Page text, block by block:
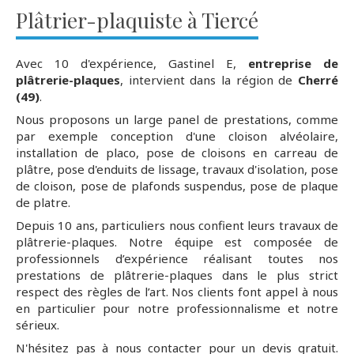
Plâtrier-plaquiste à Tiercé
Avec 10 d'expérience, Gastinel E, entreprise de
plâtrerie-plaques, intervient dans la région de Cherré
(49).
Nous proposons un large panel de prestations, comme
par exemple conception d'une cloison alvéolaire,
installation de placo, pose de cloisons en carreau de
plâtre, pose d'enduits de lissage, travaux d'isolation, pose
de cloison, pose de plafonds suspendus, pose de plaque
de platre.
Depuis 10 ans, particuliers nous confient leurs travaux de
plâtrerie-plaques. Notre équipe est composée de
professionnels d’expérience réalisant toutes nos
prestations de plâtrerie-plaques dans le plus strict
respect des règles de l’art. Nos clients font appel à nous
en particulier pour notre professionnalisme et notre
sérieux.
N'hésitez pas à nous contacter pour un devis gratuit.